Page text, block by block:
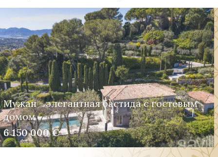
Мужан - элегантная бастида с гостевым
домом
6 150 000 €